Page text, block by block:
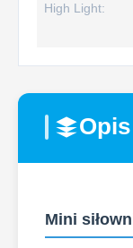
High Light:
Mini